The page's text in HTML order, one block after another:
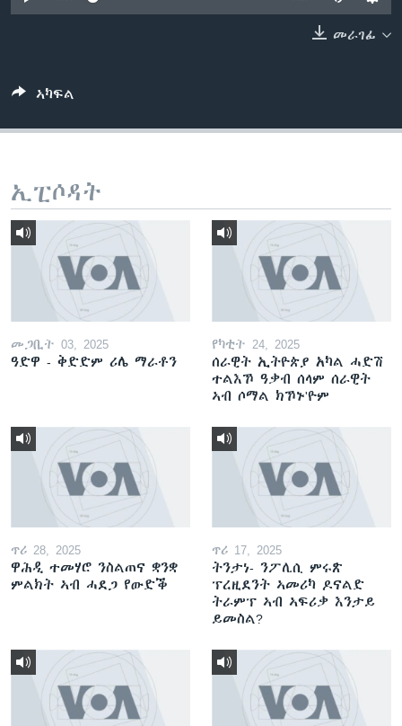
ቂሔ ጽልሚ
መራገፊ
ኣካፍል
ኢፒሶዳት
መጋቢት 03, 2025
ዓድዋ - ቅድድም ሪሌ ማራቶን
የካቲት 24, 2025
ሰራዊት ኢትዮጵያ አካል ሓድሽ
ተልእኾ ዓቃብ ሰላም ሰራዊት
ኣብ ሶማል ክኾኑ'ዮም
ጥሪ 28, 2025
ዋሕዲ ተመሃሮ ንስልጠና ቋንቋ
ምልክት ኣብ ሓደጋ የውድቕ
ጥሪ 17, 2025
ትንታነ- ንፖሊሲ ምሩጽ
ፕረዚደንት ኣመሪካ ዶናልድ
ትራምፕ ኣብ ኣፍሪቃ እንታይ
ይመስል?